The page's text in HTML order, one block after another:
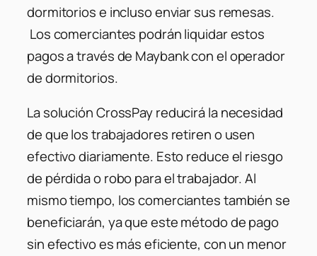
dormitorios e incluso enviar sus remesas.
Los comerciantes podrán liquidar estos
pagos a través de Maybank con el operador
de dormitorios.
La solución CrossPay reducirá la necesidad
de que los trabajadores retiren o usen
efectivo diariamente. Esto reduce el riesgo
de pérdida o robo para el trabajador. Al
mismo tiempo, los comerciantes también se
beneficiarán, ya que este método de pago
sin efectivo es más eficiente, con un menor